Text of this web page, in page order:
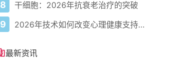
8 干细胞：2026年抗衰老治疗的突破
9 2026年技术如何改变心理健康支持的获取方式
最新资讯